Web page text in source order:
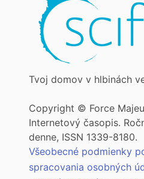
Tvoj domov v hlbinách
Copyright © Force
Internetový časopis.
denne, ISSN 1339-8180.
Všeobecné podmienky
spracovania osobných